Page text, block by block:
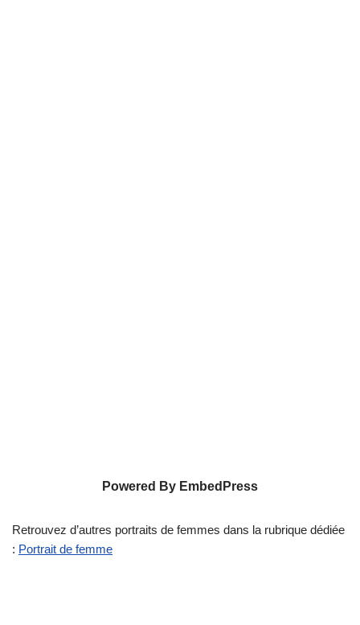
Powered By EmbedPress
Retrouvez d’autres portraits de femmes dans la rubrique dédiée
: Portrait de femme